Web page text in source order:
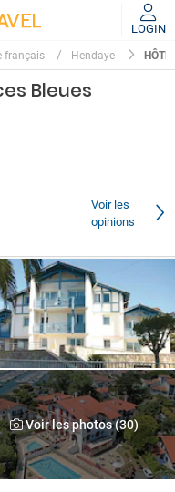
LOGIN
français Hendaye
Bleues
Voir les
opinions
Voir les photos (30)